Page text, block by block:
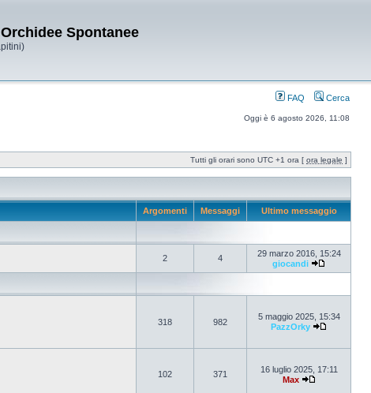
Spontanee
FAQ Cerca
Oggi è 6 agosto 2026, 11:08
Tutti gli orari sono UTC +1 ora [ ora legale ]
Argomenti Messaggi Ultimo messaggio
2 4
29 marzo 2016, 15:24
giocandi
318 982
5 maggio 2025, 15:34
PazzOrky
102 371
16 luglio 2025, 17:11
Max